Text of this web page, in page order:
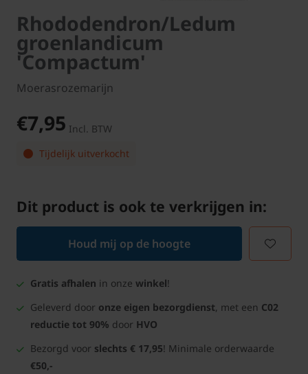
Rhododendron/Ledum
groenlandicum
'Compactum'
Moerasrozemarijn
€7,95 Incl. BTW
Tijdelijk uitverkocht
Dit product is ook te verkrijgen in:
Houd mij op de hoogte
Gratis afhalen in onze winkel!
Geleverd door onze eigen bezorgdienst, met een C02
reductie tot 90% door HVO
Bezorgd voor slechts € 17,95! Minimale orderwaarde
€50,-